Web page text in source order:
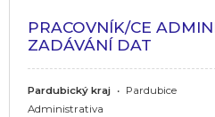
PRACOVNÍK/CE
ZADÁVÁNÍ DAT
Pardubický kraj • Pardubice
Administrativa